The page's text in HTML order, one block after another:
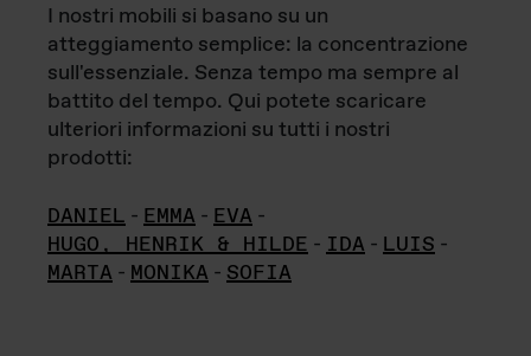
I nostri mobili si basano su un
atteggiamento semplice: la concentrazione
sull'essenziale. Senza tempo ma sempre al
battito del tempo. Qui potete scaricare
ulteriori informazioni su tutti i nostri
prodotti:
DANIEL - EMMA - EVA -
HUGO, HENRIK & HILDE - IDA - LUIS -
MARTA - MONIKA - SOFIA